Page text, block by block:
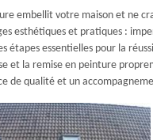
embellit votre maison et ne
esthétiques et pratiques :
étapes essentielles pour la
et la remise en peinture
de qualité et un